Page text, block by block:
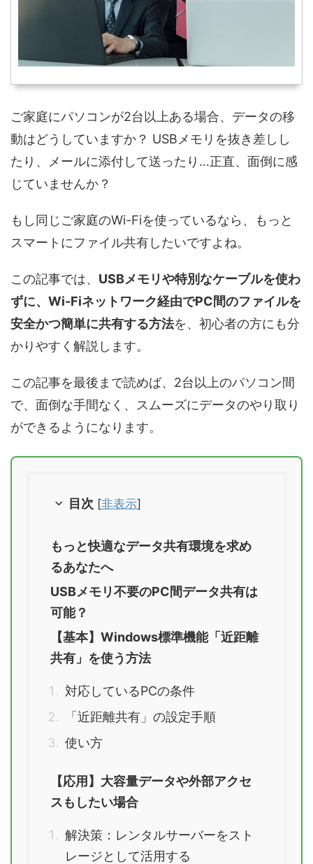
ご家庭にパソコンが2台以上ある場合、データの移
動はどうしていますか？ USBメモリを抜き差しし
たり、メールに添付して送ったり…正直、面倒に感
じていませんか？
もし同じご家庭のWi-Fiを使っているなら、もっと
スマートにファイル共有したいですよね。
この記事では、 USBメモリや特別なケーブルを使わ
ずに、Wi-Fiネットワーク経由でPC間のファイルを
安全かつ簡単に共有する方法を、初心者の方にも分
かりやすく解説します。
この記事を最後まで読めば、2台以上のパソコン間
で、面倒な手間なく、スムーズにデータのやり取り
ができるようになります。
目次 [非表示]
もっと快適なデータ共有環境を求め
るあなたへ
USBメモリ不要のPC間データ共有は
可能？
【基本】Windows標準機能「近距離
共有」を使う方法
対応しているPCの条件
「近距離共有」の設定手順
使い方
【応用】大容量データや外部アクセ
スもしたい場合
解決策：レンタルサーバーをスト
レージとして活用する